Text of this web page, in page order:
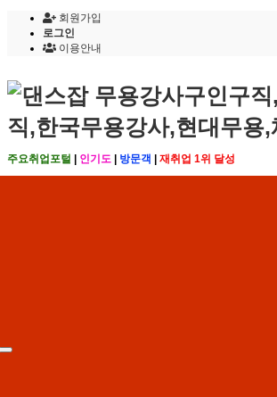
회원가입
로그인
이용안내
주요취업포털 인기도 방문객 재취업 1위 달성